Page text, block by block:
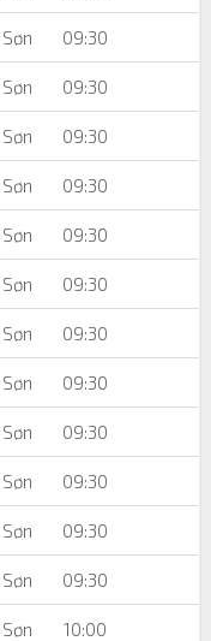
Søn 09:30
Søn 09:30
Søn 09:30
Søn 09:30
Søn 09:30
Søn 09:30
Søn 09:30
Søn 09:30
Søn 09:30
Søn 09:30
Søn 09:30
Søn 09:30
Søn 10:00